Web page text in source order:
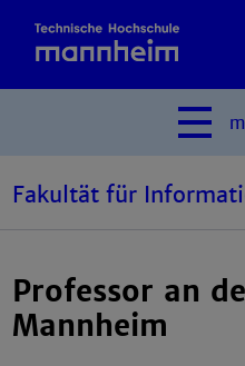
Fakultät für
Professor an
Mannheim